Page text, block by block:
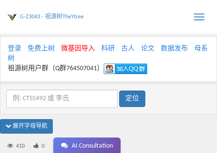
Toggle
G-Z3043 - 祖源树TheYtree
登录 免费上树 微基因导入 科研 古人 论文 数据发布
母系
树
祖源树用户群（Q群764507041）
展开字母导航
410 0 AI Consultation